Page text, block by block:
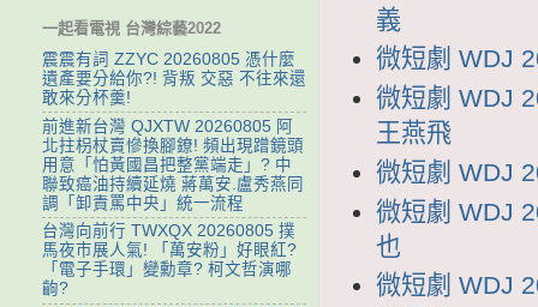
義
微短劇 WDJ
微短劇 WDJ
王燕飛
微短劇 WDJ
微短劇 WDJ
也
微短劇 WDJ
一起看電視 台灣綜藝2022
震震有詞 ZZYC 20260805 憑什麼
遺產要分給你?! 背叛 交惡 不往來還
敢來分杯羹!
前進新台灣 QJXTW 20260805 阿
北拄枴杖賣慘換腳鐐! 頻出現蹭鏡頭
用意「怕黃國昌把整黨端走」? 中
聯致癌油持續延燒 蔣萬安.盧秀燕同
調「卸責罵中央」統一流程
台灣向前行 TWXQX 20260805 撲
馬夜市展人氣! 「萬安粉」好眼紅?
「電子手環」變勳章? 柯文哲演哪
齣?